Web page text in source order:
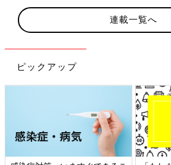
連載一覧へ
ピックアップ